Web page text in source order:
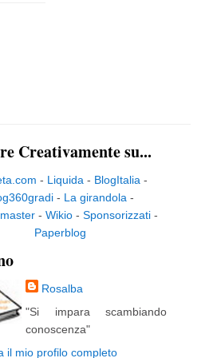
Creativamente su...
- Liquida - BlogItalia -
- La girandola -
- Wikio- Sponsorizzati-
Paperblog
Rosalba
"Si impara scambiando
conoscenza"
il mio profilo completo